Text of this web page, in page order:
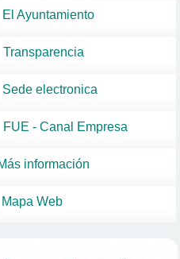
El Ayuntamiento
Transparencia
Sede electronica
FUE - Canal Empresa
información
Mapa Web